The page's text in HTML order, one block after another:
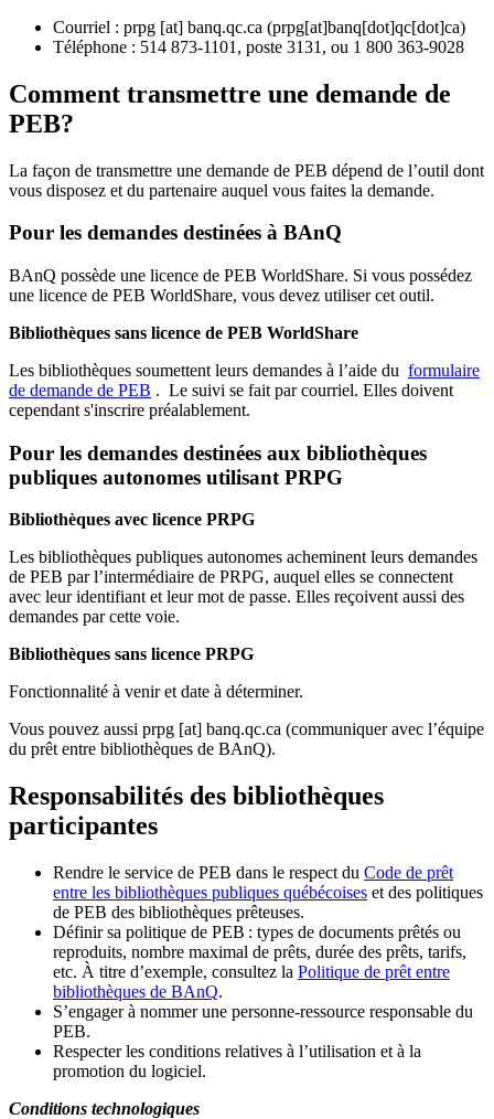
Courriel : prpg [at] banq.qc.ca (prpg[at]banq[dot]qc[dot]ca)
Téléphone : 514 873-1101, poste 3131, ou 1 800 363-9028
Comment transmettre une demande de
PEB?
La façon de transmettre une demande de PEB dépend de l’outil dont
vous disposez et du partenaire auquel vous faites la demande.
Pour les demandes destinées à BAnQ
BAnQ possède une licence de PEB WorldShare. Si vous possédez
une licence de PEB WorldShare, vous devez utiliser cet outil.
Bibliothèques sans licence de PEB WorldShare
Les bibliothèques soumettent leurs demandes à l’aide du formulaire
de demande de PEB . Le suivi se fait par courriel. Elles doivent
cependant s'inscrire préalablement.
Pour les demandes destinées aux bibliothèques
publiques autonomes utilisant PRPG
Bibliothèques avec licence PRPG
Les bibliothèques publiques autonomes acheminent leurs demandes
de PEB par l’intermédiaire de PRPG, auquel elles se connectent
avec leur identifiant et leur mot de passe. Elles reçoivent aussi des
demandes par cette voie.
Bibliothèques sans licence PRPG
Fonctionnalité à venir et date à déterminer.
Vous pouvez aussi prpg [at] banq.qc.ca (communiquer avec l’équipe
du prêt entre bibliothèques de BAnQ).
Responsabilités des bibliothèques
participantes
Rendre le service de PEB dans le respect du Code de prêt
entre les bibliothèques publiques québécoises et des politiques
de PEB des bibliothèques prêteuses.
Définir sa politique de PEB : types de documents prêtés ou
reproduits, nombre maximal de prêts, durée des prêts, tarifs,
etc. À titre d’exemple, consultez la Politique de prêt entre
bibliothèques de BAnQ.
S’engager à nommer une personne-ressource responsable du
PEB.
Respecter les conditions relatives à l’utilisation et à la
promotion du logiciel.
Conditions technologiques